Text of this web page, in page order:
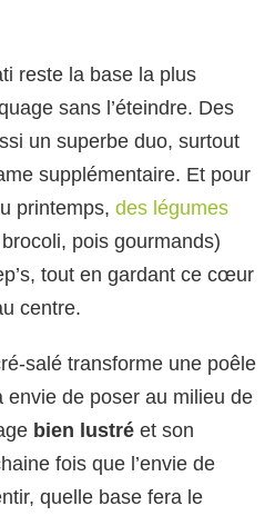
reste la base la plus
sans l’éteindre. Des
un superbe duo, surtout
supplémentaire. Et pour
printemps, des légumes
pois gourmands)
tout en gardant ce cœur
centre.
salé transforme une poêle
envie de poser au milieu de
bien lustré et son
fois que l’envie de
quelle base fera le